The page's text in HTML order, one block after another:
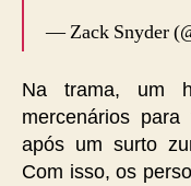
— Zack Snyder
Na trama, um
mercenários
após um surto
Com isso, os